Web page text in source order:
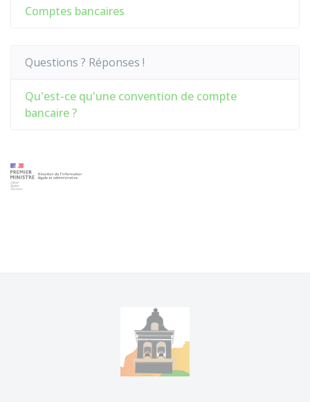
Comptes bancaires
Questions ? Réponses !
Qu'est-ce qu'une convention de compte
bancaire ?